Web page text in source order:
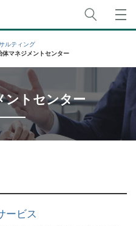
団法人日本生産性本部
ルティング
体マネジメントセンター
ントセンター
ービス